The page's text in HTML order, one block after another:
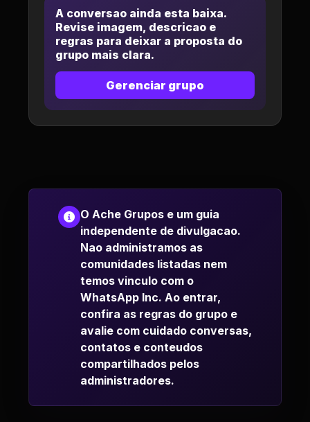
A conversao ainda esta baixa.
Revise imagem, descricao e
regras para deixar a proposta do
grupo mais clara.
Gerenciar grupo
O Ache Grupos e um guia
independente de divulgacao.
Nao administramos as
comunidades listadas nem
temos vinculo com o
WhatsApp Inc. Ao entrar,
confira as regras do grupo e
avalie com cuidado conversas,
contatos e conteudos
compartilhados pelos
administradores.